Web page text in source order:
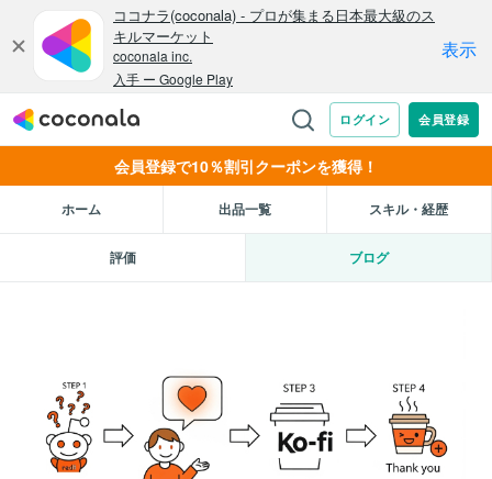
会員登録で10％割引クーポンを獲得！
ホーム 出品一覧 スキル・経歴
評価 ブログ